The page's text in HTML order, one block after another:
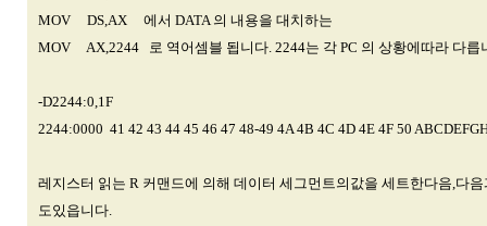
MOV DS,AX 에서 DATA 의 내용을 대치하는
MOV AX,2244 로 역어셈블 됩니다. 2244는 각 PC 의 상황에따라 다릅
-D2244:0,1F
2244:0000 41 42 43 44 45 46 47 48-49 4A 4B 4C 4D 4E 4F 50
레지스터 읽는 R 커맨드에 의해 데이터 세그먼트의값을 세트한다음,다
도있읍니다.